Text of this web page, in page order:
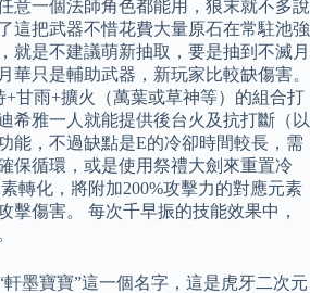
意一個法師角色都能用，狼末就不多說
這把武器不惜花費大量原石在常駐池強
就是不建議萌新抽取，要是抽到不滅月
華只是輔助武器，新玩家比較缺傷害。
+甘雨+擴火（萬葉或草神等）的組合打
希雅一人就能提供後台火及抗打斷（以
能，不過缺點是E的冷卻時間較長，需
保循環，或是使用祭禮大劍來重置冷
轉化，將附加200%攻擊力的對應元素
擊傷害。 每次千早振的技能效果中，
墨寶寶”這一個名字，這是虎牙二次元